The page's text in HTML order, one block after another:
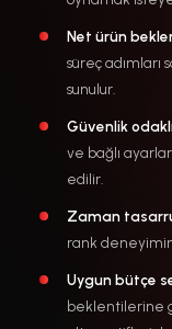
Net ürün
süreç adımları
sunulur.
Güvenlik
ve bağlı
edilir.
Zaman
rank
Uygun bütçe
beklentilerine